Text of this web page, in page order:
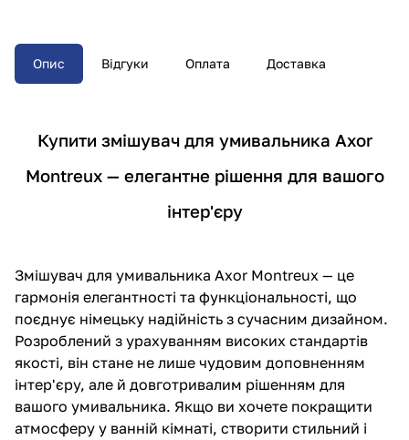
Опис Відгуки Оплата Доставка
Купити змішувач для умивальника Axor
Montreux — елегантне рішення для вашого
інтер'єру
Змішувач для умивальника Axor Montreux — це
гармонія елегантності та функціональності, що
поєднує німецьку надійність з сучасним дизайном.
Розроблений з урахуванням високих стандартів
якості, він стане не лише чудовим доповненням
інтер'єру, але й довготривалим рішенням для
вашого умивальника. Якщо ви хочете покращити
атмосферу у ванній кімнаті, створити стильний і